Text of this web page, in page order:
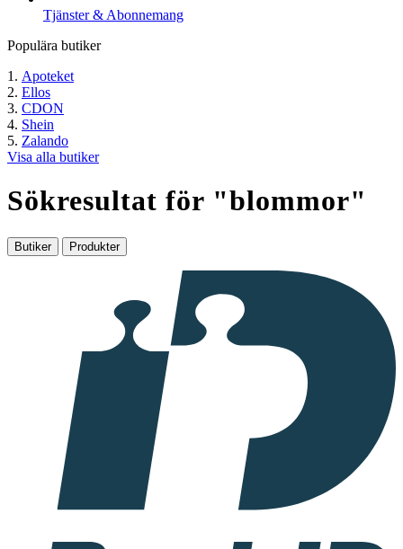
Tjänster & Abonnemang
Populära butiker
Apoteket
Ellos
CDON
Shein
Zalando
Visa alla butiker
Sökresultat för "blommor"
Butiker Produkter